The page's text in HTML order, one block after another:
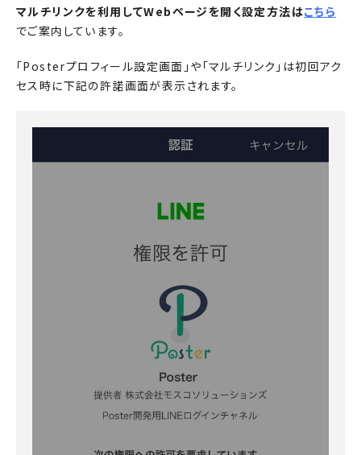
マルチリンクを利用してWebページを開く設定方法はこちら
でご案内しています。
「Posterプロフィール設定画面」や「マルチリンク」は初回アク
セス時に下記の許諾画面が表示されます。